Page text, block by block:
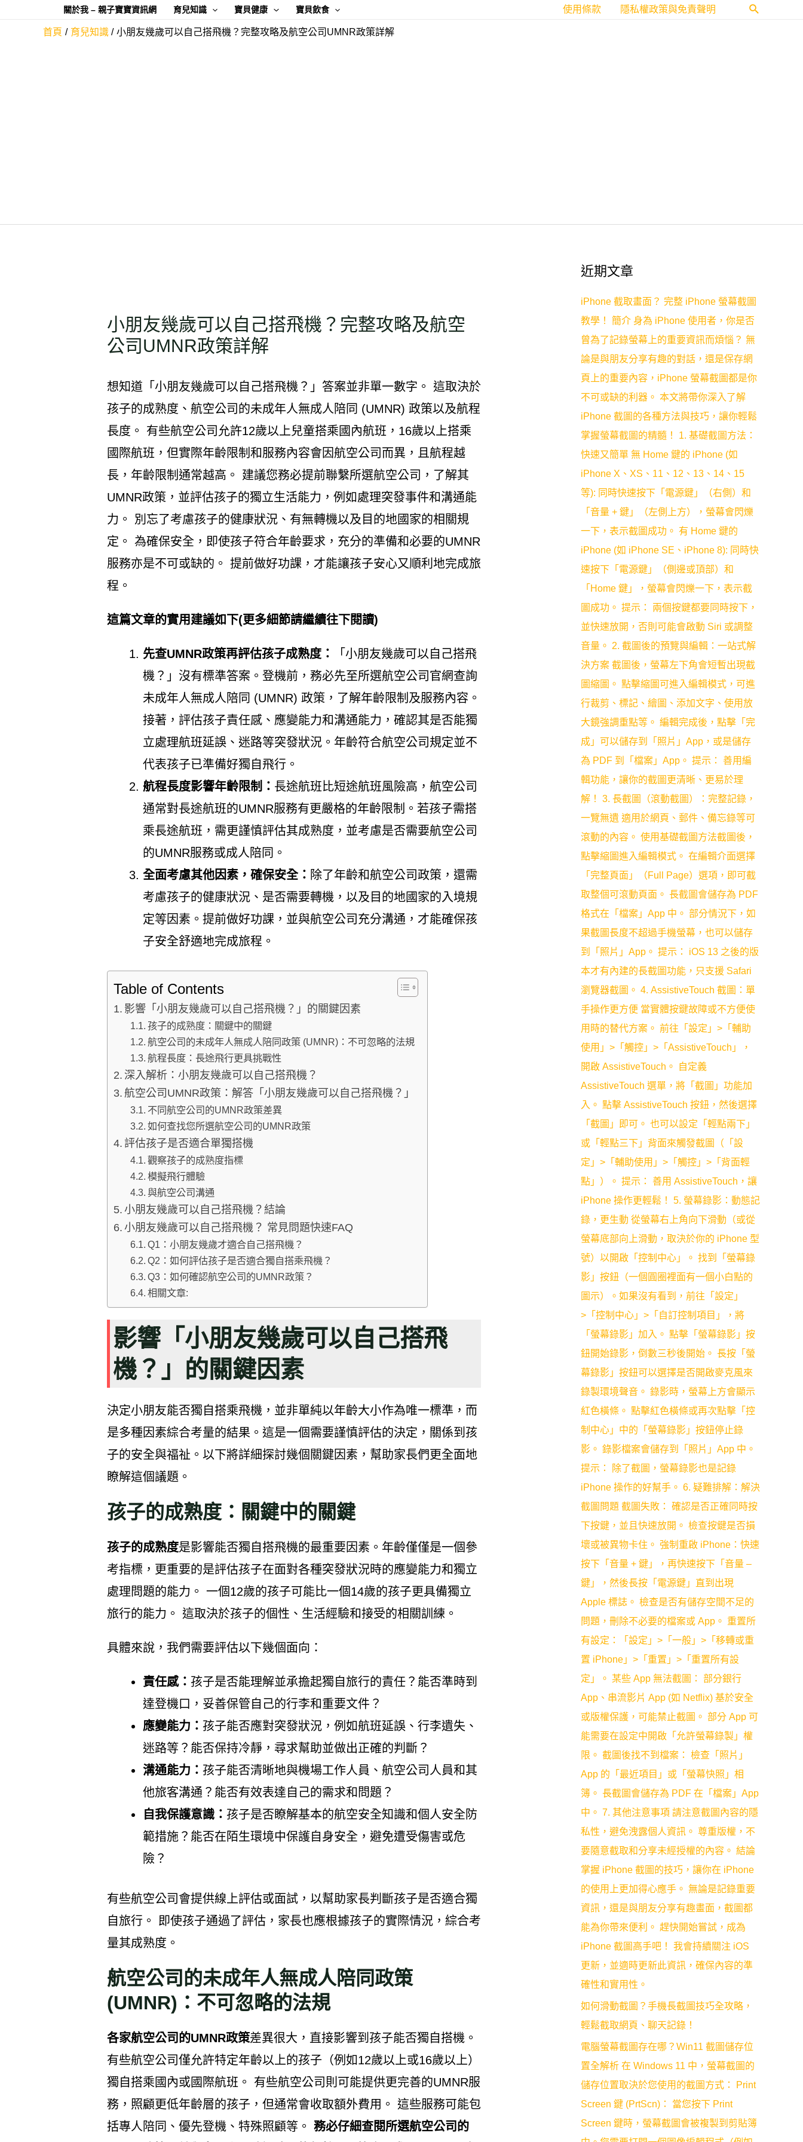
關於我 – 親子寶寶資訊網 育兒知識 寶貝健康 寶貝飲食 使用條款 隱私權政策與免責聲明
搜
首頁 育兒知識 小朋友幾歲可以自己搭飛機？完整攻略及航空公司UMNR政策詳解
小朋友幾歲可以自己搭飛機？完整攻略及航空
公司UMNR政策詳解
想知道「小朋友幾歲可以自己搭飛機？」答案並非單一數字。 這取決於
孩子的成熟度、航空公司的未成年人無成人陪同 (UMNR) 政策以及航程
長度。 有些航空公司允許12歲以上兒童搭乘國內航班，16歲以上搭乘
國際航班，但實際年齡限制和服務內容會因航空公司而異，且航程越
長，年齡限制通常越高。 建議您務必提前聯繫所選航空公司，了解其
UMNR政策，並評估孩子的獨立生活能力，例如處理突發事件和溝通能
力。 別忘了考慮孩子的健康狀況、有無轉機以及目的地國家的相關規
定。 為確保安全，即使孩子符合年齡要求，充分的準備和必要的UMNR
服務亦是不可或缺的。 提前做好功課，才能讓孩子安心又順利地完成旅
程。
這篇文章的實用建議如下(更多細節請繼續往下閱讀)
先查UMNR政策再評估孩子成熟度：
「小朋友幾歲可以自己搭飛
機？」沒有標準答案。登機前，務必先至所選航空公司官網查詢
未成年人無成人陪同 (UMNR) 政策，了解年齡限制及服務內容。
接著，評估孩子責任感、應變能力和溝通能力，確認其是否能獨
立處理航班延誤、迷路等突發狀況。年齡符合航空公司規定並不
代表孩子已準備好獨自飛行。
航程長度影響年齡限制： 長途航班比短途航班風險高，航空公司
通常對長途航班的UMNR服務有更嚴格的年齡限制。若孩子需搭
乘長途航班，需更謹慎評估其成熟度，並考慮是否需要航空公司
的UMNR服務或成人陪同。
全面考慮其他因素，確保安全： 除了年齡和航空公司政策，還需
考慮孩子的健康狀況、是否需要轉機，以及目的地國家的入境規
定等因素。提前做好功課，並與航空公司充分溝通，才能確保孩
子安全舒適地完成旅程。
Table of Contents
影響「小朋友幾歲可以自己搭飛機？」的關鍵因素
孩子的成熟度：關鍵中的關鍵
航空公司的未成年人無成人陪同政策 (UMNR)：不可忽略的法規
航程長度：長途飛行更具挑戰性
深入解析：小朋友幾歲可以自己搭飛機？
航空公司UMNR政策：解答「小朋友幾歲可以自己搭飛機？」
不同航空公司的UMNR政策差異
如何查找您所選航空公司的UMNR政策
評估孩子是否適合單獨搭機
觀察孩子的成熟度指標
模擬飛行體驗
與航空公司溝通
小朋友幾歲可以自己搭飛機？結論
小朋友幾歲可以自己搭飛機？ 常見問題快速FAQ
Q1：小朋友幾歲才適合自己搭飛機？
Q2：如何評估孩子是否適合獨自搭乘飛機？
Q3：如何確認航空公司的UMNR政策？
相關文章:
影響「小朋友幾歲可以自己搭飛
機？」的關鍵因素
決定小朋友能否獨自搭乘飛機，並非單純以年齡大小作為唯一標準，而
是多種因素綜合考量的結果。這是一個需要謹慎評估的決定，關係到孩
子的安全與福祉。以下將詳細探討幾個關鍵因素，幫助家長們更全面地
瞭解這個議題。
孩子的成熟度：關鍵中的關鍵
孩子的成熟度是影響能否獨自搭飛機的最重要因素。年齡僅僅是一個參
考指標，更重要的是評估孩子在面對各種突發狀況時的應變能力和獨立
處理問題的能力。 一個12歲的孩子可能比一個14歲的孩子更具備獨立
旅行的能力。 這取決於孩子的個性、生活經驗和接受的相關訓練。
具體來說，我們需要評估以下幾個面向：
責任感： 孩子是否能理解並承擔起獨自旅行的責任？能否準時到
達登機口，妥善保管自己的行李和重要文件？
應變能力： 孩子能否應對突發狀況，例如航班延誤、行李遺失、
迷路等？能否保持冷靜，尋求幫助並做出正確的判斷？
溝通能力： 孩子能否清晰地與機場工作人員、航空公司人員和其
他旅客溝通？能否有效表達自己的需求和問題？
自我保護意識： 孩子是否瞭解基本的航空安全知識和個人安全防
範措施？能否在陌生環境中保護自身安全，避免遭受傷害或危
險？
有些航空公司會提供線上評估或面試，以幫助家長判斷孩子是否適合獨
自旅行。 即使孩子通過了評估，家長也應根據孩子的實際情況，綜合考
量其成熟度。
航空公司的未成年人無成人陪同政策
(UMNR)：不可忽略的法規
各家航空公司的UMNR政策差異很大，直接影響到孩子能否獨自搭機。
有些航空公司僅允許特定年齡以上的孩子（例如12歲以上或16歲以上）
獨自搭乘國內或國際航班。 有些航空公司則可能提供更完善的UMNR服
務，照顧更低年齡層的孩子，但通常會收取額外費用。 這些服務可能包
括專人陪同、優先登機、特殊照顧等。 務必仔細查閱所選航空公司的
近期文章
iPhone 截取畫面？ 完整 iPhone 螢幕截圖
教學！ 簡介 身為 iPhone 使用者，你是否
曾為了記錄螢幕上的重要資訊而煩惱？ 無
論是與朋友分享有趣的對話，還是保存網
頁上的重要內容，iPhone 螢幕截圖都是你
不可或缺的利器。 本文將帶你深入了解
iPhone 截圖的各種方法與技巧，讓你輕鬆
掌握螢幕截圖的精髓！ 1. 基礎截圖方法：
快速又簡單 無 Home 鍵的 iPhone (如
iPhone X、XS、11、12、13、14、15
等): 同時快速按下「電源鍵」（右側）和
「音量 + 鍵」（左側上方），螢幕會閃爍
一下，表示截圖成功。 有 Home 鍵的
iPhone (如 iPhone SE、iPhone 8): 同時快
速按下「電源鍵」（側邊或頂部）和
「Home 鍵」，螢幕會閃爍一下，表示截
圖成功。 提示： 兩個按鍵都要同時按下，
並快速放開，否則可能會啟動 Siri 或調整
音量。 2. 截圖後的預覽與編輯：一站式解
決方案 截圖後，螢幕左下角會短暫出現截
圖縮圖。 點擊縮圖可進入編輯模式，可進
行裁剪、標記、繪圖、添加文字、使用放
大鏡強調重點等。 編輯完成後，點擊「完
成」可以儲存到「照片」App，或是儲存
為 PDF 到「檔案」App。 提示： 善用編
輯功能，讓你的截圖更清晰、更易於理
解！ 3. 長截圖（滾動截圖）：完整記錄，
一覽無遺 適用於網頁、郵件、備忘錄等可
滾動的內容。 使用基礎截圖方法截圖後，
點擊縮圖進入編輯模式。 在編輯介面選擇
「完整頁面」（Full Page）選項，即可截
取整個可滾動頁面。 長截圖會儲存為 PDF
格式在「檔案」App 中。 部分情況下，如
果截圖長度不超過手機螢幕，也可以儲存
到「照片」App。 提示： iOS 13 之後的版
本才有內建的長截圖功能，只支援 Safari
瀏覽器截圖。 4. AssistiveTouch 截圖：單
手操作更方便 當實體按鍵故障或不方便使
用時的替代方案。 前往「設定」>「輔助
使用」>「觸控」>「AssistiveTouch」，
開啟 AssistiveTouch。 自定義
AssistiveTouch 選單，將「截圖」功能加
入。 點擊 AssistiveTouch 按鈕，然後選擇
「截圖」即可。 也可以設定「輕點兩下」
或「輕點三下」背面來觸發截圖（「設
定」>「輔助使用」>「觸控」>「背面輕
點」）。 提示： 善用 AssistiveTouch，讓
iPhone 操作更輕鬆！ 5. 螢幕錄影：動態記
錄，更生動 從螢幕右上角向下滑動（或從
螢幕底部向上滑動，取決於你的 iPhone 型
號）以開啟「控制中心」。 找到「螢幕錄
影」按鈕（一個圓圈裡面有一個小白點的
圖示）。如果沒有看到，前往「設定」
>「控制中心」>「自訂控制項目」，將
「螢幕錄影」加入。 點擊「螢幕錄影」按
鈕開始錄影，倒數三秒後開始。 長按「螢
幕錄影」按鈕可以選擇是否開啟麥克風來
錄製環境聲音。 錄影時，螢幕上方會顯示
紅色橫條。 點擊紅色橫條或再次點擊「控
制中心」中的「螢幕錄影」按鈕停止錄
影。 錄影檔案會儲存到「照片」App 中。
提示： 除了截圖，螢幕錄影也是記錄
iPhone 操作的好幫手。 6. 疑難排解：解決
截圖問題 截圖失敗： 確認是否正確同時按
下按鍵，並且快速放開。 檢查按鍵是否損
壞或被異物卡住。 強制重啟 iPhone：快速
按下「音量 + 鍵」，再快速按下「音量 –
鍵」，然後長按「電源鍵」直到出現
Apple 標誌。 檢查是否有儲存空間不足的
問題，刪除不必要的檔案或 App。 重置所
有設定：「設定」>「一般」>「移轉或重
置 iPhone」>「重置」>「重置所有設
定」。 某些 App 無法截圖： 部分銀行
App、串流影片 App (如 Netflix) 基於安全
或版權保護，可能禁止截圖。 部分 App 可
能需要在設定中開啟「允許螢幕錄製」權
限。 截圖後找不到檔案： 檢查「照片」
App 的「最近項目」或「螢幕快照」相
簿。 長截圖會儲存為 PDF 在「檔案」App
中。 7. 其他注意事項 請注意截圖內容的隱
私性，避免洩露個人資訊。 尊重版權，不
要隨意截取和分享未經授權的內容。 結論
掌握 iPhone 截圖的技巧，讓你在 iPhone
的使用上更加得心應手。 無論是記錄重要
資訊，還是與朋友分享有趣畫面，截圖都
能為你帶來便利。 趕快開始嘗試，成為
iPhone 截圖高手吧！ 我會持續關注 iOS
更新，並適時更新此資訊，確保內容的準
確性和實用性。
如何滑動截圖？手機長截圖技巧全攻略，
輕鬆截取網頁、聊天記錄！
電腦螢幕截圖存在哪？Win11 截圖儲存位
置全解析 在 Windows 11 中，螢幕截圖的
儲存位置取決於您使用的截圖方式： Print
Screen 鍵 (PrtScn)： 當您按下 Print
Screen 鍵時，螢幕截圖會被複製到剪貼簿